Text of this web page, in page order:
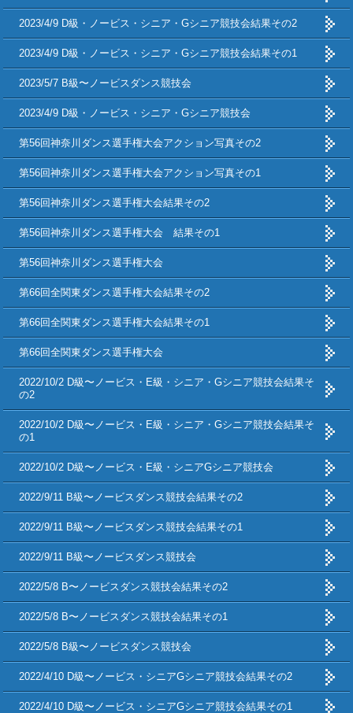
2023/4/9 D級・ノービス・シニア・Gシニア競技会結果その2
2023/4/9 D級・ノービス・シニア・Gシニア競技会結果その1
2023/5/7 B級〜ノービスダンス競技会
2023/4/9 D級・ノービス・シニア・Gシニア競技会
第56回神奈川ダンス選手権大会アクション写真その2
第56回神奈川ダンス選手権大会アクション写真その1
第56回神奈川ダンス選手権大会結果その2
第56回神奈川ダンス選手権大会 結果その1
第56回神奈川ダンス選手権大会
第66回全関東ダンス選手権大会結果その2
第66回全関東ダンス選手権大会結果その1
第66回全関東ダンス選手権大会
2022/10/2 D級〜ノービス・E級・シニア・Gシニア競技会結果そ
の2
2022/10/2 D級〜ノービス・E級・シニア・Gシニア競技会結果そ
の1
2022/10/2 D級〜ノービス・E級・シニアGシニア競技会
2022/9/11 B級〜ノービスダンス競技会結果その2
2022/9/11 B級〜ノービスダンス競技会結果その1
2022/9/11 B級〜ノービスダンス競技会
2022/5/8 B〜ノービスダンス競技会結果その2
2022/5/8 B〜ノービスダンス競技会結果その1
2022/5/8 B級〜ノービスダンス競技会
2022/4/10 D級〜ノービス・シニアGシニア競技会結果その2
2022/4/10 D級〜ノービス・シニアGシニア競技会結果その1